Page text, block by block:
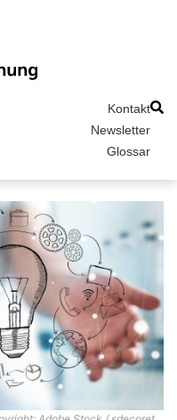
Kontakt
Newsletter
Glossar